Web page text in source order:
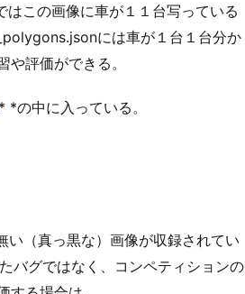
この画像に車が１１台写っている
には車が１台１台分か
評価ができる。
* *の中に入っている。
（真っ黒な）画像が収録されてい
バグではなく、コンペティションの